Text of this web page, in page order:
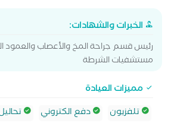
الخبرات والشهادات:
رئيس قسم جراحة المخ والأعصاب والعمود
مستشفيات الشرطة
مميزات العيادة
تلفزيون
دفع الكتروني